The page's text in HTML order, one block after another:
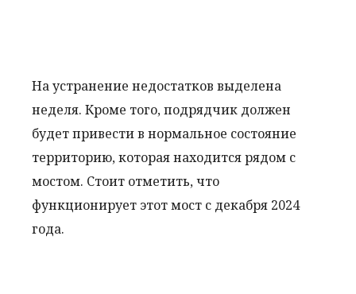
На устранение недостатков выделена
неделя. Кроме того, подрядчик должен
будет привести в нормальное состояние
территорию, которая находится рядом с
мостом. Стоит отметить, что
функционирует этот мост с декабря 2024
года.